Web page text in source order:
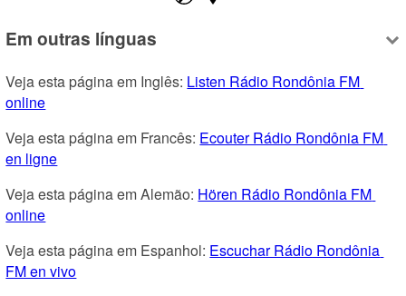
Em outras línguas
Veja esta página em Inglês: Listen Rádio Rondônia FM
online
Veja esta página em Francês: Ecouter Rádio Rondônia FM
en ligne
Veja esta página em Alemão: Hören Rádio Rondônia FM
online
Veja esta página em Espanhol: Escuchar Rádio Rondônia
FM en vivo